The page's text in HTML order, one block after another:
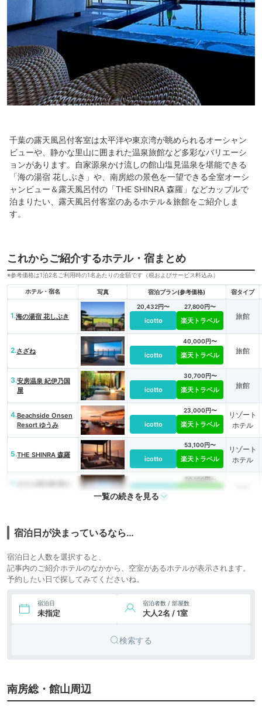
千葉の露天風呂付客室は太平洋や東京湾が眺められるオーシャン
ビューや、静かな里山に囲まれた温泉旅館など多彩なバリエーシ
ョンがあります。自家源泉かけ流しの館山塩見温泉を堪能できる
「海の湯宿 花しぶき」や、南房総の景色を一望できる全室オーシ
ャンビュー＆露天風呂付の「THE SHINRA 森羅」などカップルで
泊まりたい、露天風呂付客室のあるホテル＆旅館をご紹介しま
す。
これからご紹介するホテル・宿まとめ
※参考価格は1泊2名ご利用時の1名あたりの金額です（税およびサービス料込み）
ホテル・宿名 写真 宿泊プラン(参考価格) 宿タイプ
1.海の湯宿 花しぶき
20,432円〜
icotto
27,800円〜
楽天トラベル 旅館
2.さざね icotto
40,000円〜
楽天トラベル 旅館
3.安房温泉 紀伊乃国
屋
icotto
30,700円〜
楽天トラベル 旅館
4.Beachside Onsen
Resort ゆうみ
icotto
23,000円〜
楽天トラベル
リゾート
ホテル
5.THE SHINRA 森羅 icotto
53,100円〜
楽天トラベル
リゾート
ホテル
icotto
30,100円〜
松廬
8.鴨川館 楽天トラベル
9.旬彩の宿 緑水亭 旅館
10.天津小湊温泉 城崎
38,000円〜 19,000円〜
11.魚彩和みの宿 三水 旅館
12. 南房総 勝浦 翠海 icotto 楽天トラベル
一覧の続きを見る
宿泊日が決まっているなら…
宿泊日と人数を選択すると、
記事内のご紹介ホテルのなかから、空室があるホテルが表示されます。
予約したい日で探してみてくださいね。
宿泊日
未指定
宿泊者数 / 部屋数
大人2名 / 1室
検索する
南房総・館山周辺